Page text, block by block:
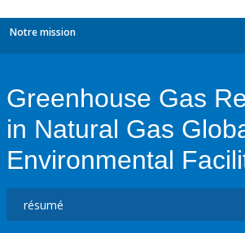
Notre mission
Greenhouse Gas
in Natural Gas
Environmental